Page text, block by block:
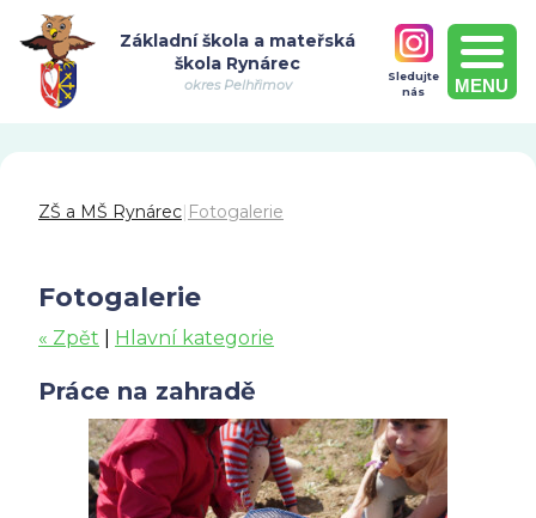
Základní škola a mateřská
škola Rynárec
okres Pelhřimov
Sledujte
nás
MENU
ZŠ a MŠ Rynárec| Fotogalerie
Fotogalerie
« Zpět Hlavní kategorie
Práce na zahradě